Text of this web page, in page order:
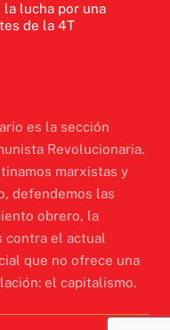
lucha por una
de la 4T
es la sección
Revolucionaria.
marxistas y
defendemos las
obrero, la
contra el actual
que no ofrece una
el capitalismo.